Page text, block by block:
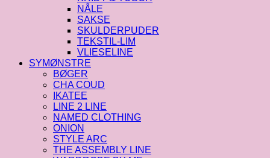
NÅLE
SAKSE
SKULDERPUDER
TEKSTIL-LIM
VLIESELINE
SYMØNSTRE
BØGER
CHA COUD
IKATEE
LINE 2 LINE
NAMED CLOTHING
ONION
STYLE ARC
THE ASSEMBLY LINE